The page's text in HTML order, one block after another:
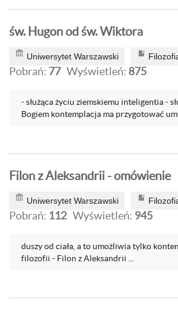
św. Hugon od św. Wiktora
Uniwersytet Warszawski
Pobrań: 77 Wyświetleń: 875
- służąca życiu ziemskiemu inteligentia -
Bogiem kontemplacja ma przygotować
Filon z Aleksandrii - omówienie
Uniwersytet Warszawski
Pobrań: 112 Wyświetleń: 945
duszy od ciała, a to umożliwia tylko
filozofii - Filon z Aleksandrii ...